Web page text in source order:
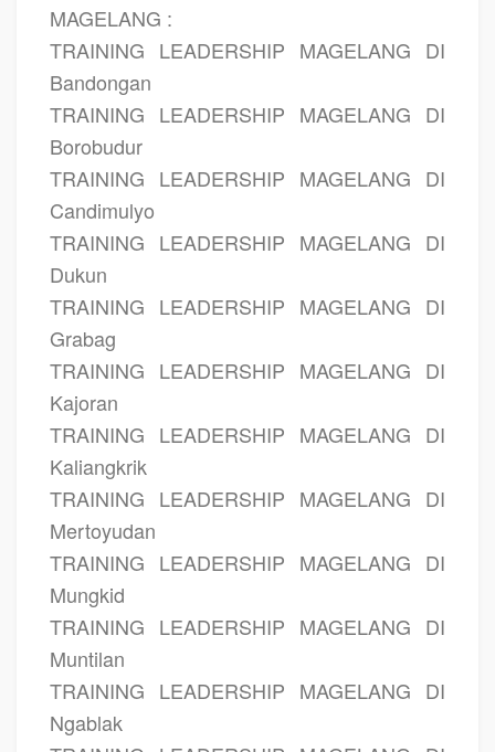
MAGELANG :
TRAINING LEADERSHIP MAGELANG DI
Bandongan
TRAINING LEADERSHIP MAGELANG DI
Borobudur
TRAINING LEADERSHIP MAGELANG DI
Candimulyo
TRAINING LEADERSHIP MAGELANG DI
Dukun
TRAINING LEADERSHIP MAGELANG DI
Grabag
TRAINING LEADERSHIP MAGELANG DI
Kajoran
TRAINING LEADERSHIP MAGELANG DI
Kaliangkrik
TRAINING LEADERSHIP MAGELANG DI
Mertoyudan
TRAINING LEADERSHIP MAGELANG DI
Mungkid
TRAINING LEADERSHIP MAGELANG DI
Muntilan
TRAINING LEADERSHIP MAGELANG DI
Ngablak